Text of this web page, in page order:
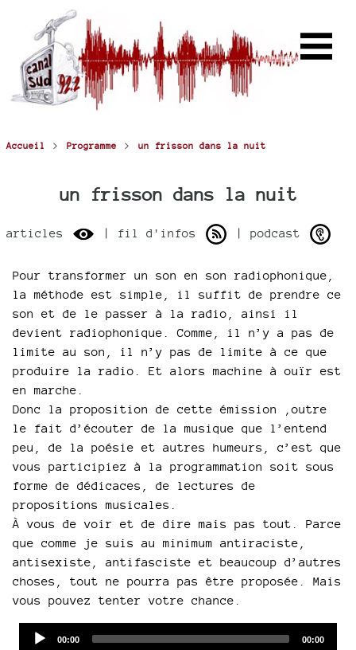
Accueil > Programme > un frisson dans la nuit
un frisson dans la nuit
articles | fil d'infos | podcast
Pour transformer un son en son radiophonique,
la méthode est simple, il suffit de prendre ce
son et de le passer à la radio, ainsi il
devient radiophonique. Comme, il n’y a pas de
limite au son, il n’y pas de limite à ce que
produire la radio. Et alors machine à ouïr est
en marche.
Donc la proposition de cette émission ,outre
le fait d’écouter de la musique que l’entend
peu, de la poésie et autres humeurs, c’est que
vous participiez à la programmation soit sous
forme de dédicaces, de lectures de
propositions musicales.
À vous de voir et de dire mais pas tout. Parce
que comme je suis au minimum antiraciste,
antisexiste, antifasciste et beaucoup d’autres
choses, tout ne pourra pas être proposée. Mais
vous pouvez tenter votre chance.
Current
00:00
Total
00:00